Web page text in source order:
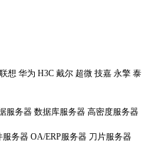
想 华为 H3C 戴尔 超微 技嘉 永擎 泰
服务器 数据库服务器 高密度服务器
务器 OA/ERP服务器 刀片服务器